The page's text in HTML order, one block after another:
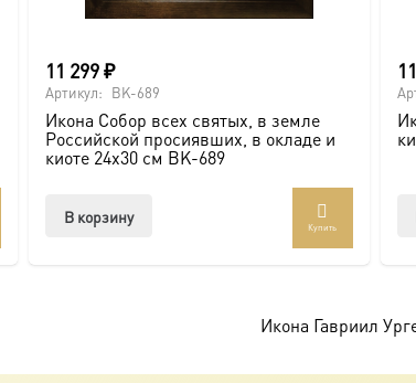
11 299₽
Артикул: BK-689
Икона Собор всех святых, в земле
Российской просиявших, в окладе и
киоте 24х30 см BK-689
В корзину
Купить
Икона Гавриил